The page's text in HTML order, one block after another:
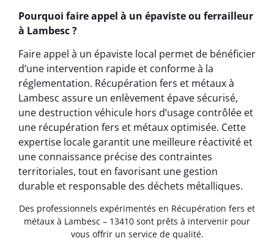
Pourquoi faire appel à un épaviste ou ferrailleur
à Lambesc ?
Faire appel à un épaviste local permet de bénéficier
d’une intervention rapide et conforme à la
réglementation. Récupération fers et métaux à
Lambesc assure un enlèvement épave sécurisé,
une destruction véhicule hors d’usage contrôlée et
une récupération fers et métaux optimisée. Cette
expertise locale garantit une meilleure réactivité et
une connaissance précise des contraintes
territoriales, tout en favorisant une gestion
durable et responsable des déchets métalliques.
Des professionnels expérimentés en Récupération fers et
métaux à Lambesc – 13410 sont prêts à intervenir pour
vous offrir un service de qualité.